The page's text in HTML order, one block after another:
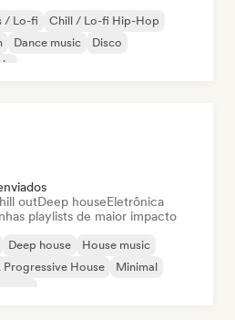
/ Lo-fi
Chill / Lo-fi Hip-Hop
Dance music
Disco
outDeep houseEletrônica
playlists de maior impacto
Deep house
House music
Progressive House
Minimal